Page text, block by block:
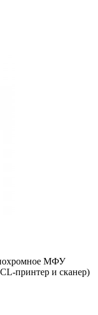
МФУ
принтер и сканер)